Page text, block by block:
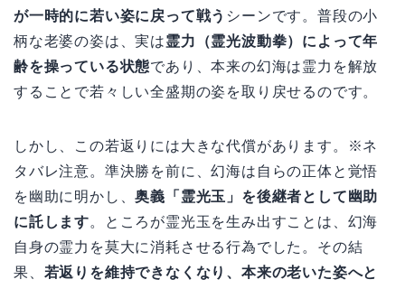
が一時的に若い姿に戻って戦う シーンです。普段の小
柄な老婆の姿は、実は霊力（霊光波動拳）によって年
齢を操っている状態であり、本来の幻海は霊力を解放
することで若々しい全盛期の姿を取り戻せるのです。
しかし、この若返りには大きな代償があります。※ネ
タバレ注意。準決勝を前に、幻海は自らの正体と覚悟
を幽助に明かし、奥義「霊光玉」を後継者として幽助
に託します。ところが霊光玉を生み出すことは、幻海
自身の霊力を莫大に消耗させる行為でした。その結
果、 若返りを維持できなくなり、本来の老いた姿へと